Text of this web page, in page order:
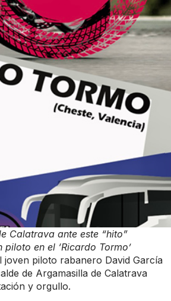
Calatrava ante este “hito”
en el ‘Ricardo Tormo’
piloto rabanero David García
de Argamasilla de Calatrava
y orgullo.